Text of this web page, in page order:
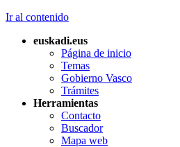
Ir al contenido
euskadi.eus
Página de inicio
Temas
Gobierno Vasco
Trámites
Herramientas
Contacto
Buscador
Mapa web